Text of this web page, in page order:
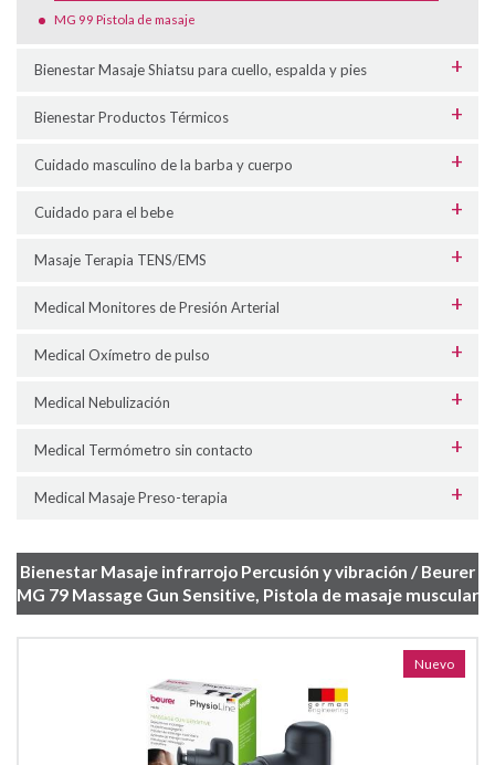
MG 99 Pistola de masaje
Bienestar Masaje Shiatsu para cuello, espalda y pies
Bienestar Productos Térmicos
Cuidado masculino de la barba y cuerpo
Cuidado para el bebe
Masaje Terapia TENS/EMS
Medical Monitores de Presión Arterial
Medical Oxímetro de pulso
Medical Nebulización
Medical Termómetro sin contacto
Medical Masaje Preso-terapia
Bienestar Masaje infrarrojo Percusión y vibración / Beurer
MG 79 Massage Gun Sensitive, Pistola de masaje muscular
Nuevo